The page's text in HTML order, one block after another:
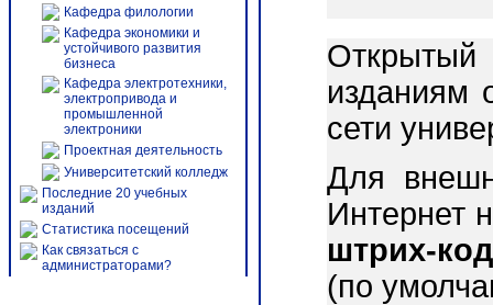
Кафедра филологии
Кафедра экономики и
устойчивого развития
бизнеса
Кафедра электротехники,
электропривода и
промышленной
электроники
Проектная деятельность
Университетский колледж
Последние 20 учебных
изданий
Статистика посещений
Как связаться с
администраторами?
изданиям
сети
Для
Интернет
штрих-код
(по